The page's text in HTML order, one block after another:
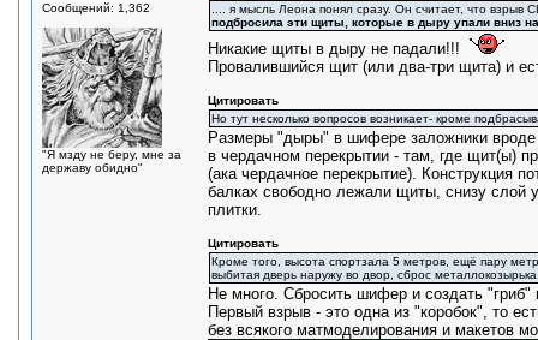
Сообщений: 1,362
"Я мзду не беру, мне за
державу обидно"
.... я мысль Леона понял сразу. Он считает, что
подбросила эти щиты, которые в дыру упали вниз
Никакие щиты в дыру не падали!!!
Провалившийся щит (или два-три щита) и
Цитировать
Но тут несколько вопросов возникает- кроме
Размеры "дыры" в шифере заложники
в чердачном перекрытии - там, где щит(ы)
(ака чердачное перекрытие). Конструкция
балках свободно лежали щиты, снизу слой
плитки.
Цитировать
Кроме того, высота спортзала 5 метров, ещё пару
выбитая дверь наружу во двор, сброс
Не много. Сбросить шифер и создать
Первый взрыв - это одна из "коробок", то
без всякого матмоделирования и макетов